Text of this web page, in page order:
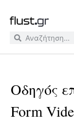
Οδηγός
Form